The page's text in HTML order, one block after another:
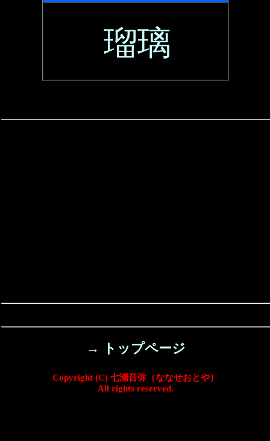
瑠璃
→ トップページ
Copyright (C) 七瀬音弥（ななせおとや）
All rights reserved.